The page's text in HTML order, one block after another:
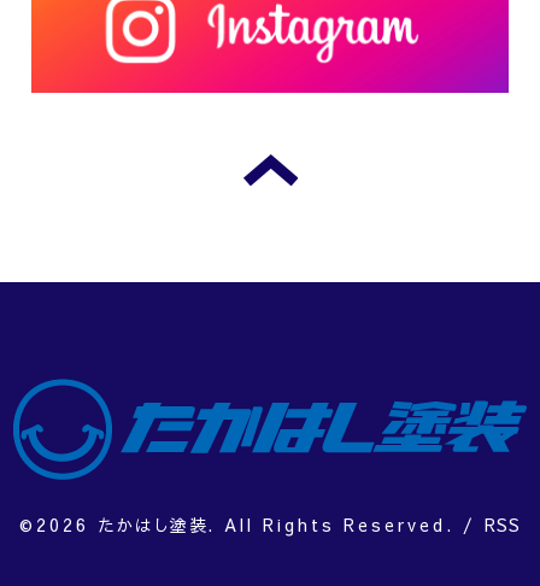
©2026 たかはし塗装. All Rights Reserved. / RSS